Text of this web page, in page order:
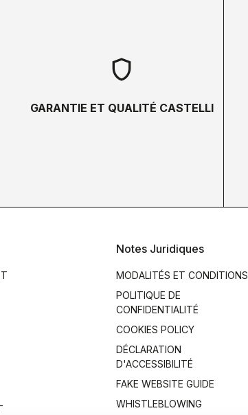
shield
GARANTIE ET QUALITÉ CASTELLI
Notes Juridiques
MODALITÉS ET CONDITIONS
POLITIQUE DE
CONFIDENTIALITÉ
COOKIES POLICY
DÉCLARATION
D'ACCESSIBILITÉ
FAKE WEBSITE GUIDE
WHISTLEBLOWING